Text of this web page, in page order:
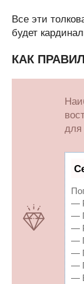
Все эти
будет
КАК
для
—
—
—
—
—
—
—